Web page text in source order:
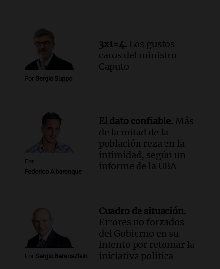
Audio.
Chile planteó mejorar la
conectividad fronteriza, aérea y digital
con Jujuy
Panorama Federal
Episodios
Por Sergio Suppo
3x1=4. Los gustos
caros del ministro
Caputo
Por
Federico Albarenque
El dato confiable. Más
de la mitad de la
población reza en la
intimidad, según un
informe de la UBA
Por Sergio Berensztein
Cuadro de situación.
Errores no forzados
del Gobierno en su
intento por retomar la
iniciativa política